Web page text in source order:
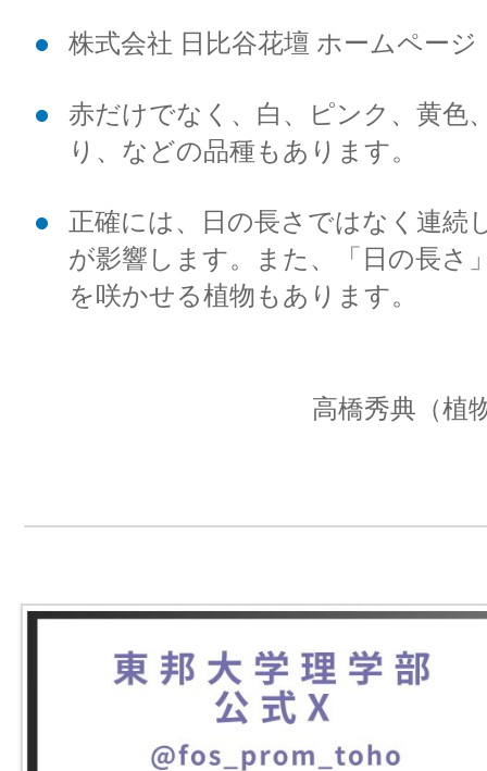
株式会社 日比谷花壇 ホームページ
赤だけでなく、白、ピンク、黄色
り、などの品種もあります。
正確には、日の長さではなく連続
が影響します。また、「日の長さ
を咲かせる植物もあります。
高橋秀典（植